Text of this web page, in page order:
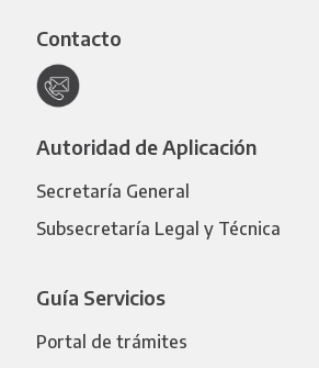
Contacto
Autoridad de Aplicación
Secretaría General
Subsecretaría Legal y Técnica
Guía Servicios
Portal de trámites